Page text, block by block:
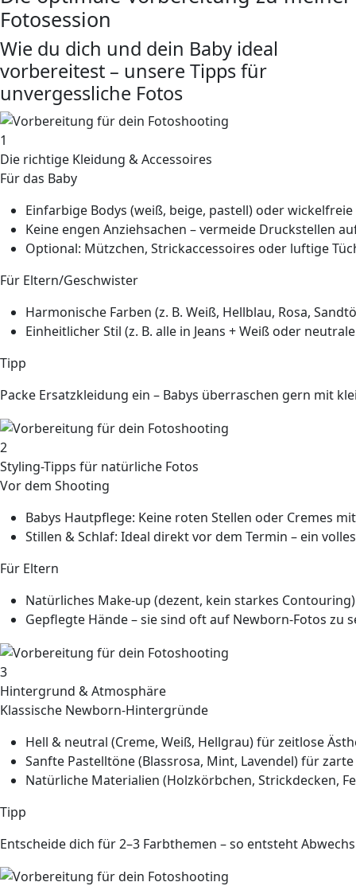
Fotosession
Wie du dich und dein Baby ideal
vorbereitest – unsere Tipps für
unvergessliche Fotos
1
Die richtige Kleidung & Accessoires
Für das Baby
Einfarbige Bodys (weiß, beige, pastell) oder
Keine engen Anziehsachen – vermeide Druckstellen
Optional: Mützchen, Strickaccessoires oder luftige
Für Eltern/Geschwister
Harmonische Farben (z. B. Weiß, Hellblau, Rosa,
Einheitlicher Stil (z. B. alle in Jeans + Weiß oder
Tipp
Packe Ersatzkleidung ein – Babys überraschen gern mit
2
Styling-Tipps für natürliche Fotos
Vor dem Shooting
Babys Hautpflege: Keine roten Stellen oder Cremes
Stillen & Schlaf: Ideal direkt vor dem Termin – ein
Für Eltern
Natürliches Make-up (dezent, kein starkes Contouring)
Gepflegte Hände– sie sind oft auf Newborn-Fotos zu
3
Hintergrund & Atmosphäre
Klassische Newborn-Hintergründe
Hell & neutral (Creme, Weiß, Hellgrau) für zeitlose
Sanfte Pastelltöne(Blassrosa, Mint, Lavendel) für
Natürliche Materialien (Holzkörbchen, Strickdecken,
Tipp
Entscheide dich für2–3 Farbthemen – so entsteht